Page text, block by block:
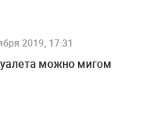
2019, 17:31
можно мигом